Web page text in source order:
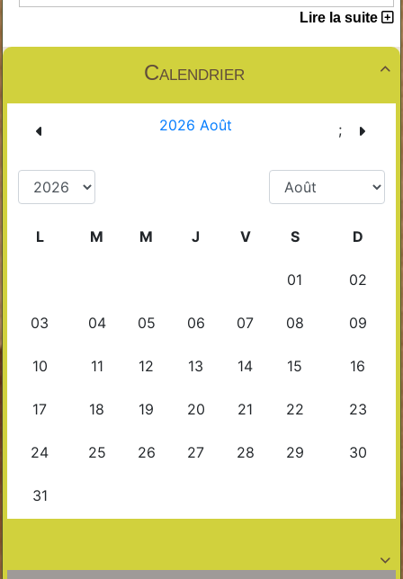

Calendrier

Lire la suite